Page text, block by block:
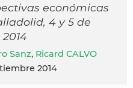
económicas
4 y 5 de
Sanz, Ricard CALVO
2014